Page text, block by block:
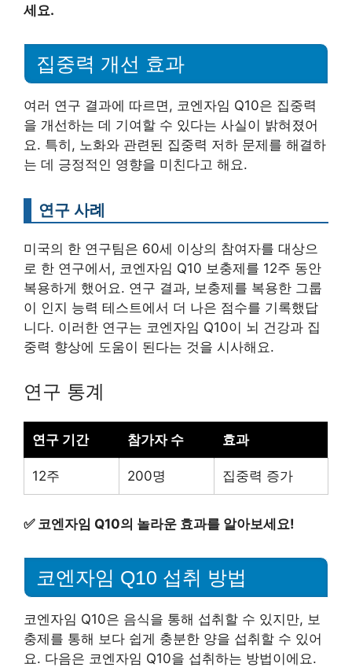
세요.
집중력 개선 효과
여러 연구 결과에 따르면, 코엔자임 Q10은 집중력
을 개선하는 데 기여할 수 있다는 사실이 밝혀졌어
요. 특히, 노화와 관련된 집중력 저하 문제를 해결하
는 데 긍정적인 영향을 미친다고 해요.
연구 사례
미국의 한 연구팀은 60세 이상의 참여자를 대상으
로 한 연구에서, 코엔자임 Q10 보충제를 12주 동안
복용하게 했어요. 연구 결과, 보충제를 복용한 그룹
이 인지 능력 테스트에서 더 나은 점수를 기록했답
니다. 이러한 연구는 코엔자임 Q10이 뇌 건강과 집
중력 향상에 도움이 된다는 것을 시사해요.
연구 통계
연구 기간 참가자 수 효과
12주 200명 집중력 증가
✅ 코엔자임 Q10의 놀라운 효과를 알아보세요!
코엔자임 Q10 섭취 방법
코엔자임 Q10은 음식을 통해 섭취할 수 있지만, 보
충제를 통해 보다 쉽게 충분한 양을 섭취할 수 있어
요. 다음은 코엔자임 Q10을 섭취하는 방법이에요.